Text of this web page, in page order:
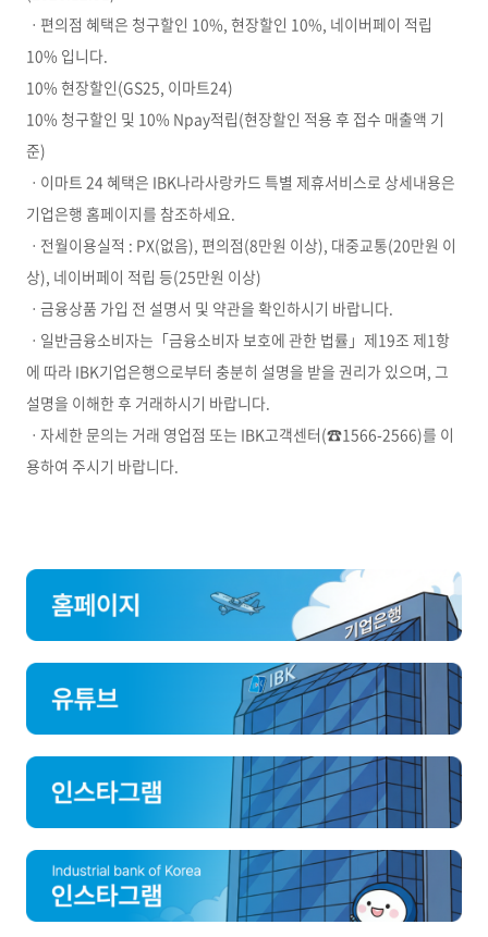
ㆍ편의점 혜택은 청구할인 10%, 현장할인 10%, 네이버페이 적립
10% 입니다.
10% 현장할인(GS25, 이마트24)
10% 청구할인 및 10% Npay적립(현장할인 적용 후 접수 매출액 기
준)
ㆍ이마트 24 혜택은 IBK나라사랑카드 특별 제휴서비스로 상세내용은
기업은행 홈페이지를 참조하세요.
ㆍ전월이용실적 : PX(없음), 편의점(8만원 이상), 대중교통(20만원 이
상), 네이버페이 적립 등(25만원 이상)
ㆍ금융상품 가입 전 설명서 및 약관을 확인하시기 바랍니다.
ㆍ일반금융소비자는「금융소비자 보호에 관한 법률」제19조 제1항
에 따라 IBK기업은행으로부터 충분히 설명을 받을 권리가 있으며, 그
설명을 이해한 후 거래하시기 바랍니다.
ㆍ자세한 문의는 거래 영업점 또는 IBK고객센터(☎1566-2566)를 이
용하여 주시기 바랍니다.